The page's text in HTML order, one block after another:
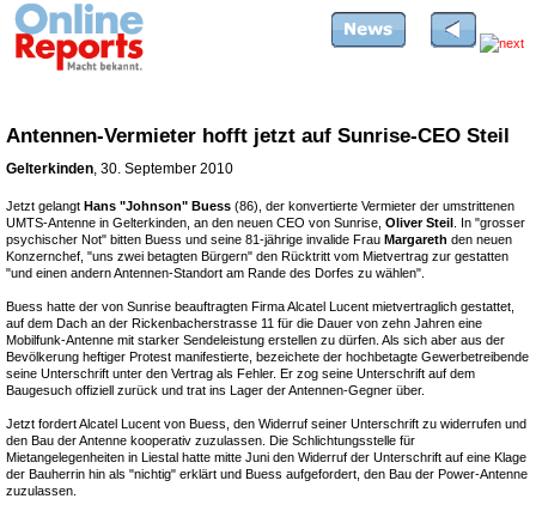
Antennen-Vermieter hofft jetzt auf Sunrise-CEO Steil
Gelterkinden, 30. September 2010
Jetzt gelangt Hans "Johnson" Buess (86), der konvertierte Vermieter der umstrittenen
UMTS-Antenne in Gelterkinden, an den neuen CEO von Sunrise, Oliver Steil . In "grosser
psychischer Not" bitten Buess und seine 81-jährige invalide Frau Margareth den neuen
Konzernchef, "uns zwei betagten Bürgern" den Rücktritt vom Mietvertrag zur gestatten
"und einen andern Antennen-Standort am Rande des Dorfes zu wählen".
Buess hatte der von Sunrise beauftragten Firma Alcatel Lucent mietvertraglich gestattet,
auf dem Dach an der Rickenbacherstrasse 11 für die Dauer von zehn Jahren eine
Mobilfunk-Antenne mit starker Sendeleistung erstellen zu dürfen. Als sich aber aus der
Bevölkerung heftiger Protest manifestierte, bezeichete der hochbetagte Gewerbetreibende
seine Unterschrift unter den Vertrag als Fehler. Er zog seine Unterschrift auf dem
Baugesuch offiziell zurück und trat ins Lager der Antennen-Gegner über.
Jetzt fordert Alcatel Lucent von Buess, den Widerruf seiner Unterschrift zu widerrufen und
den Bau der Antenne kooperativ zuzulassen. Die Schlichtungsstelle für
Mietangelegenheiten in Liestal hatte mitte Juni den Widerruf der Unterschrift auf eine Klage
der Bauherrin hin als "nichtig" erklärt und Buess aufgefordert, den Bau der Power-Antenne
zuzulassen.